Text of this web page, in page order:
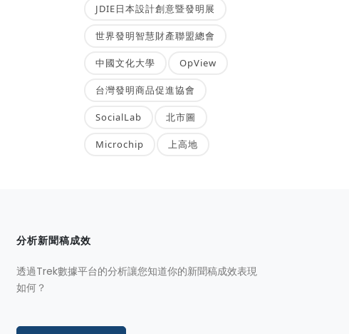
JDIE日本設計創意暨發明展
世界發明智慧財產聯盟總會
中國文化大學 OpView
台灣發明商品促進協會
SocialLab 北市圖
Microchip 上高地
分析新聞稿成效
透過Trek數據平台的分析讓您知道你的新聞稿成效表現
如何？